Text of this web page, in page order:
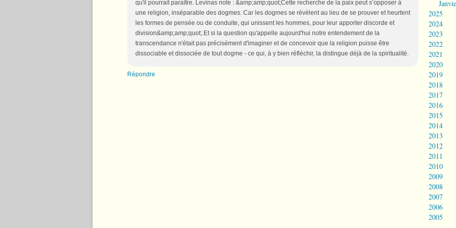
qu'il pourrait paraître. Levinas note : &amp;amp;quot;Cette recherche de la paix peut s’opposer à
une religion, inséparable des dogmes. Car les dogmes se révèlent au lieu de se prouver et heurtent
les formes de pensée ou de conduite, qui unissent les hommes, pour leur apporter discorde et
division&amp;amp;quot;.Et si la question qu'appelle aujourd'hui notre entendement de la
transcendance n'était pas précisément d'imaginer et de concevoir que la religion puisse être
dissociable et dissociée de tout dogme - ce qui, à y bien réfléchir, la distingue déjà de la spiritualité.
Répondre
2025
2024
2023
2022
2021
2020
2019
2018
2017
2016
2015
2014
2013
2012
2011
2010
2009
2008
2007
2006
2005